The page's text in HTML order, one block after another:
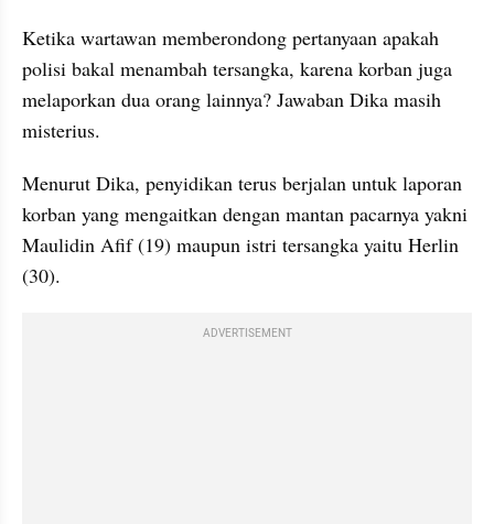
Ketika wartawan memberondong pertanyaan apakah
polisi bakal menambah tersangka, karena korban juga
melaporkan dua orang lainnya? Jawaban Dika masih
misterius.
Menurut Dika, penyidikan terus berjalan untuk laporan
korban yang mengaitkan dengan mantan pacarnya yakni
Maulidin Afif (19) maupun istri tersangka yaitu Herlin
(30).
ADVERTISEMENT